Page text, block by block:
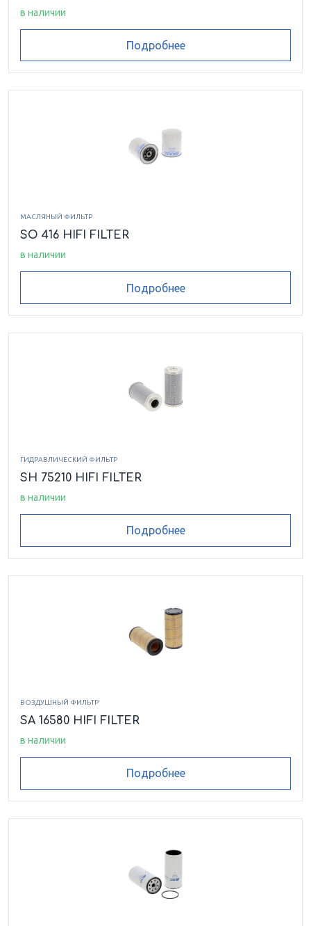
в наличии
Подробнее
МАСЛЯНЫЙ ФИЛЬТР
SO 416 HIFI FILTER
в наличии
Подробнее
ГИДРАВЛИЧЕСКИЙ ФИЛЬТР
SH 75210 HIFI FILTER
в наличии
Подробнее
ВОЗДУШНЫЙ ФИЛЬТР
SA 16580 HIFI FILTER
в наличии
Подробнее